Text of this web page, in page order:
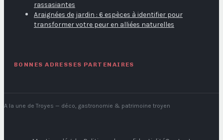
rassasiantes
Araignées de jardin : 6 espèces à identifier pour
transformer votre peur en alliées naturelles
BONNES ADRESSES PARTENAIRES
A la une de Troyes — déco, gastronomie & patrimoine troyen